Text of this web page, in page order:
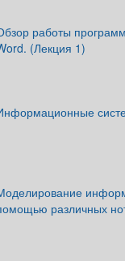
работы
(Лекция 1)
различных